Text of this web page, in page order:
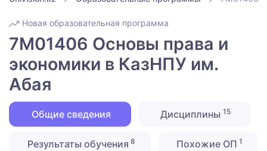
Новая образовательная программа
7M01406 Основы права и
экономики в КазНПУ им.
Абая
Общие сведения Дисциплины15
Результаты обучения 8 Похожие ОП 1